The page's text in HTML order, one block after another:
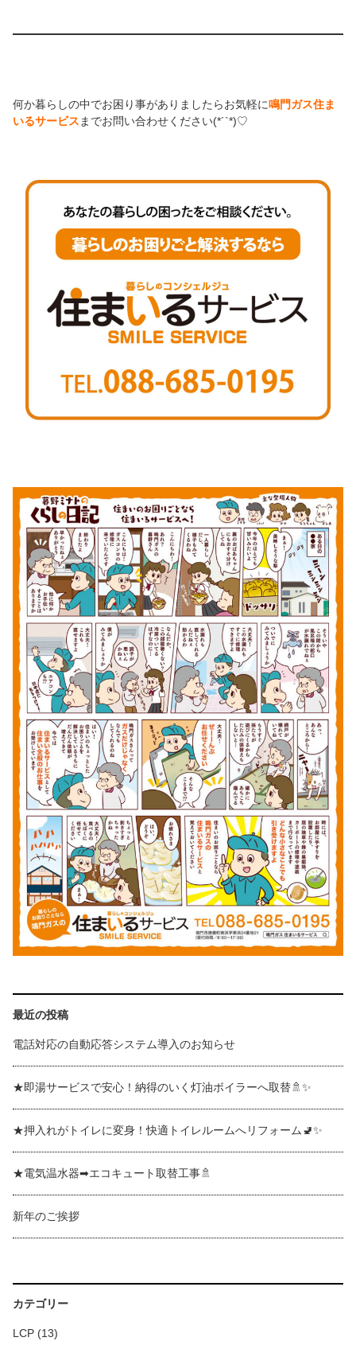
何か暮らしの中でお困り事がありましたらお気軽に鳴門ガス住ま
いるサービスまでお問い合わせください(*´`*)♡
最近の投稿
電話対応の自動応答システム導入のお知らせ
★即湯サービスで安心！納得のいく灯油ボイラーへ取替🚿✨
★押入れがトイレに変身！快適トイレルームへリフォーム🚽✨
★電気温水器➡エコキュート取替工事🚿
新年のご挨拶
カテゴリー
LCP (13)